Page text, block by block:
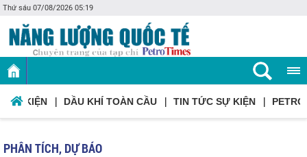
Thứ sáu 07/08/2026 05:19
SỰ KIỆN DẦU KHÍ TOÀN CẦU TIN TỨC SỰ KIỆN
PHÂN TÍCH, DỰ BÁO